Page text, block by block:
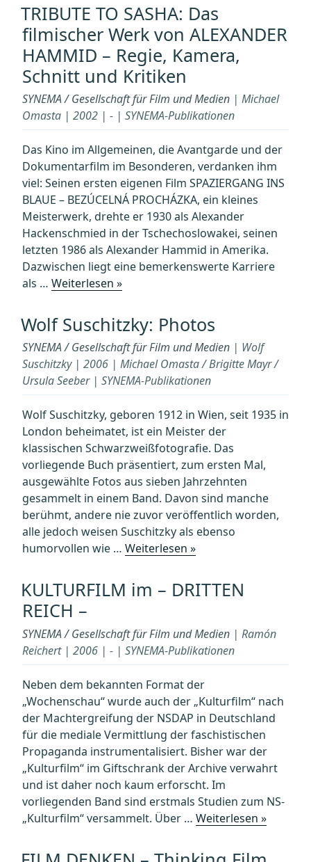
Schauspieler
in
Wien,
Hollywood“
TRIBUTE TO SASHA: Das
filmischer Werk von ALEXANDER
HAMMID – Regie, Kamera,
Schnitt und Kritiken
SYNEMA / Gesellschaft für Film und Medien | Michael
Omasta | 2002 | - | SYNEMA-Publikationen
Das Kino im Allgemeinen, die Avantgarde und der
Dokumentarfilm im Besonderen, verdanken ihm
viel: Seinen ersten eigenen Film SPAZIERGANG INS
BLAUE – BEZÚCELNÁ PROCHÁZKA, ein kleines
Meisterwerk, drehte er 1930 als Alexander
Hackenschmied in der Tschechoslowakei, seinen
letzten 1986 als Alexander Hammid in Amerika.
Dazwischen liegt eine bemerkenswerte Karriere
als … Weiterlesen »„TRIBUTE
SASHA:
Das
filmischer
Werk
von
ALEXANDER
HAMMID
–
Regie,
Kamera,
Schnitt
und
Kritiken“
Wolf Suschitzky: Photos
SYNEMA / Gesellschaft für Film und Medien | Wolf
Suschitzky | 2006 | Michael Omasta / Brigitte Mayr /
Ursula Seeber | SYNEMA-Publikationen
Wolf Suschitzky, geboren 1912 in Wien, seit 1935 in
London beheimatet, ist ein Meister der
klassischen Schwarzweißfotografie. Das
vorliegende Buch präsentiert, zum ersten Mal,
ausgewählte Fotos aus sieben Jahrzehnten
gesammelt in einem Band. Davon sind manche
berühmt, andere nie zuvor veröffentlich worden,
alle jedoch weisen Suschitzky als ebenso
humorvollen wie … Weiterlesen »„Wolf
Photos“
KULTURFILM im – DRITTEN
REICH –
SYNEMA / Gesellschaft für Film und Medien | Ramón
Reichert | 2006 | - | SYNEMA-Publikationen
Neben dem bekannten Format der
„Wochenschau“ wurde auch der „Kulturfilm“ nach
der Machtergreifung der NSDAP in Deutschland
für die mediale Vermittlung der faschistischen
Propaganda instrumentalisiert. Bisher war der
„Kulturfilm“ im Giftschrank der Archive verwahrt
und ist daher noch kaum erforscht. Im
vorliegenden Band sind erstmals Studien zum NS-
„Kulturfilm“ versammelt. Über … Weiterlesen »